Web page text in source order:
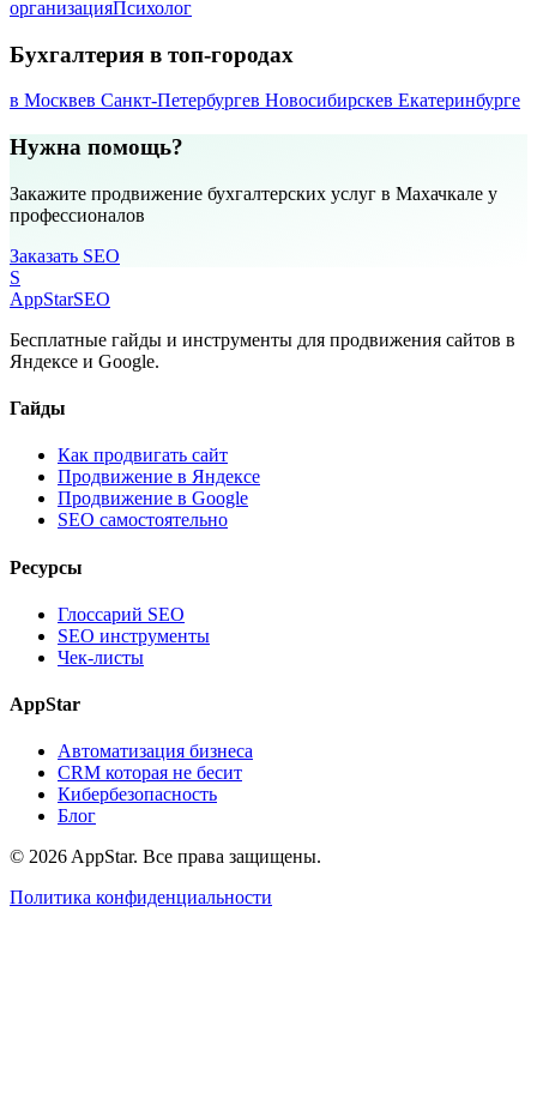
организацияПсихолог
Бухгалтерия в топ-городах
в Москвев Санкт-Петербургев Новосибирскев Екатеринбурге
Нужна помощь?
Закажите продвижение бухгалтерских услуг в Махачкале у
профессионалов
Заказать SEO
S
AppStarSEO
Бесплатные гайды и инструменты для продвижения сайтов в
Яндексе и Google.
Гайды
Как продвигать сайт
Продвижение в Яндексе
Продвижение в Google
SEO самостоятельно
Ресурсы
Глоссарий SEO
SEO инструменты
Чек-листы
AppStar
Автоматизация бизнеса
CRM которая не бесит
Кибербезопасность
Блог
© 2026 AppStar. Все права защищены.
Политика конфиденциальности